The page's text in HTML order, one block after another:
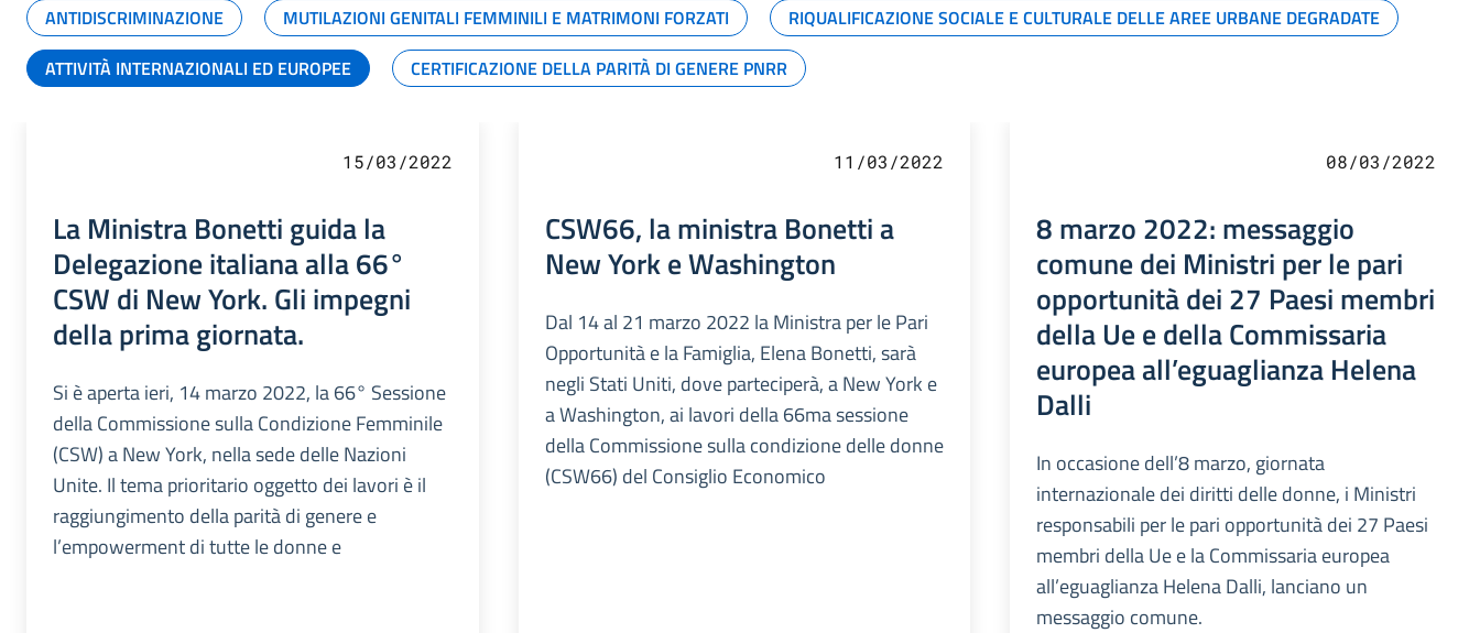
ANTIDISCRIMINAZIONE
MUTILAZIONI GENITALI FEMMINILI E MATRIMONI FORZATI
RIQUALIFICAZIONE SOCIALE E CULTURALE DELLE AREE URBANE DEGRADATE
ATTIVITÀ INTERNAZIONALI ED EUROPEE
CERTIFICAZIONE DELLA PARITÀ DI GENERE PNRR
15/03/2022
La Ministra Bonetti guida la
Delegazione italiana alla 66°
CSW di New York. Gli impegni
della prima giornata.
Si è aperta ieri, 14 marzo 2022, la 66° Sessione
della Commissione sulla Condizione Femminile
(CSW) a New York, nella sede delle Nazioni
Unite. Il tema prioritario oggetto dei lavori è il
raggiungimento della parità di genere e
l’empowerment di tutte le donne e
11/03/2022
CSW66, la ministra Bonetti a
New York e Washington
Dal 14 al 21 marzo 2022 la Ministra per le Pari
Opportunità e la Famiglia, Elena Bonetti, sarà
negli Stati Uniti, dove parteciperà, a New York e
a Washington, ai lavori della 66ma sessione
della Commissione sulla condizione delle donne
(CSW66) del Consiglio Economico
08/03/2022
8 marzo 2022: messaggio
comune dei Ministri per le pari
opportunità dei 27 Paesi membri
della Ue e della Commissaria
europea all’eguaglianza Helena
Dalli
In occasione dell’8 marzo, giornata
internazionale dei diritti delle donne, i Ministri
responsabili per le pari opportunità dei 27 Paesi
membri della Ue e la Commissaria europea
all’eguaglianza Helena Dalli, lanciano un
messaggio comune.